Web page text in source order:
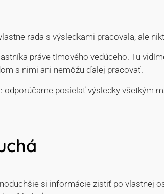
rada s výsledkami pracovala, ale
práve tímového vedúceho. Tu
s nimi ani nemôžu ďalej pracovať.
posielať výsledky všetkým
si informácie zistiť po vlastnej